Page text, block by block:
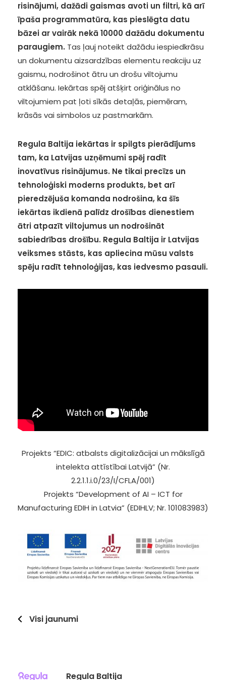
risinājumi, dažādi gaismas avoti un filtri, kā arī
īpaša programmatūra, kas pieslēgta datu
bāzei ar vairāk nekā 10000 dažādu dokumentu
paraugiem. Tas ļauj noteikt dažādu iespiedkrāsu
un dokumentu aizsardzības elementu reakciju uz
gaismu, nodrošinot ātru un drošu viltojumu
atklāšanu. Iekārtas spēj atšķirt oriģinālus no
viltojumiem pat ļoti sīkās detaļās, piemēram,
krāsās vai simbolos uz pastmarkām.
Regula Baltija iekārtas ir spilgts pierādījums
tam, ka Latvijas uzņēmumi spēj radīt
inovatīvus risinājumus. Ne tikai precīzs un
tehnoloģiski moderns produkts, bet arī
pieredzējuša komanda nodrošina, ka šīs
iekārtas ikdienā palīdz drošības dienestiem
ātri atpazīt viltojumus un nodrošināt
sabiedrības drošību. Regula Baltija ir Latvijas
veiksmes stāsts, kas apliecina mūsu valsts
spēju radīt tehnoloģijas, kas iedvesmo pasauli.
Projekts “EDIC: atbalsts digitalizācijai un mākslīgā
intelekta attīstībai Latvijā” (Nr.
2.2.1.1.i.0/23/I/CFLA/001)
Projekts “Development of AI – ICT for
Manufacturing EDIH in Latvia” (EDIHLV; Nr. 101083983)
Visi jaunumi
Regula Baltija